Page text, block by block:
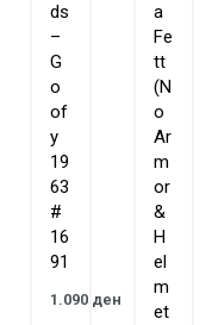
ds
–
G
o
of
y
19
63
#
16
91
1.090 ден
a
Fe
tt
(N
o
Ar
m
or
&
H
el
m
et